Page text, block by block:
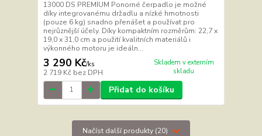
13000 DS PREMIUM Ponorné čerpadlo je možné
díky integrovanému držadlu a nízké hmotnosti
(pouze 6 kg) snadno přenášet a používat pro
nejrůznější účely. Díky kompaktním rozměrům: 22,7 x
19,0 x 31,0 cm a použití kvalitních materiálů i
výkonného motoru je ideáln...
3 290 Kč/ks
2 719 Kč bez DPH
Skladem v externím
skladu
Přidat do košíku
Načíst další produkty (20)